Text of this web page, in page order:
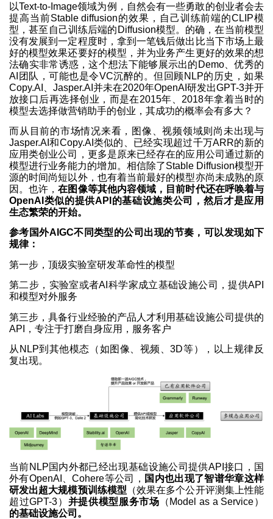
以Text-to-Image领域为例，自然会有一些勇敢的创业者会去
提高当前Stable diffusion的效果，自己训练前端的CLIP模
型，甚至自己训练后端的Diffusion模型。的确，在当前模型
没有发展到一定程度时，拿到一笔钱后做出比当下市场上最
好的模型效果还要好的模型，并为业务产生更好的效果的想
法确实非常诱惑，这个想法下能够展示出的Demo、优秀的
AI团队，可能也是令VC沉醉的。但回顾NLP的历史，如果
Copy.AI、Jasper.AI并未在2020年OpenAI研发出GPT-3并开
放接口后再选择创业，而是在2015年、2018年拿着当时的
模型去选择做营销助手的创业，其成功的概率会有多大？
而从目前的市场情况来看，图像、视频领域则尚未出现与
Jasper.AI和Copy.AI类似的、已经实现超过千万ARR的新的
应用类创业公司，更多是原来已经存在的应用公司通过新的
模型进行业务能力的增加。相信除了Stable Diffusion模型开
源的时间尚短以外，也有着当前最好的模型亦尚未成熟的原
因。也许，在图像等其他内容领域，目前时代还在呼唤着与
OpenAI类似的提供API的基础设施类公司，然后才是应用
生态繁荣的开始。
参考国外AIGC不同类型的公司出现的节奏，可以发现如下
规律：
第一步，顶级实验室研发革命性的模型
第二步，实验室或者AI科学家成立基础设施公司，提供API
和模型对外服务
第三步，具备行业经验的产品人才利用基础设施公司提供的
API，专注于打磨自身应用，服务客户
从NLP到其他模态（如图像、视频、3D等），以上规律反
复出现。
当前NLP国内外都已经出现基础设施公司提供API接口，国
外有OpenAI、Cohere等公司， 国内也出现了智谱华章这样
研发出超大规模预训练模型 （效果在多个公开评测集上性能
超过GPT-3） 并提供模型服务市场 （Model as a Service）
的基础设施公司。